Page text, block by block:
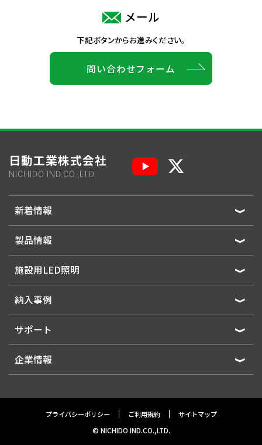
メール
下記ボタンからお進みください。
問い合わせフォーム
日動工業株式会社
NICHIDO IND.CO.,LTD.
新着情報
製品情報
施設用LED照明
納入事例
サポート
企業情報
プライバシーポリシー ご利用規約 サイトマップ
© NICHIDO IND.CO.,LTD.